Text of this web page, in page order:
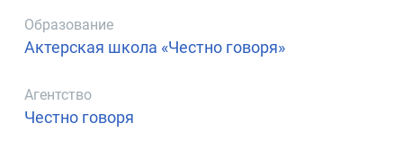
Образование
Актерская школа «Честно говоря»
Агентство
Честно говоря